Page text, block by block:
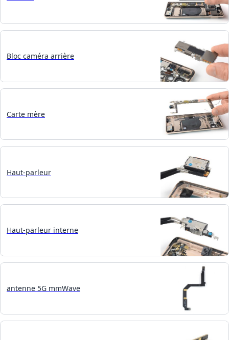
Bloc caméra arrière
Carte mère
Haut-parleur
Haut-parleur interne
antenne 5G mmWave